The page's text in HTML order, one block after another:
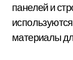
панелей и
материалы